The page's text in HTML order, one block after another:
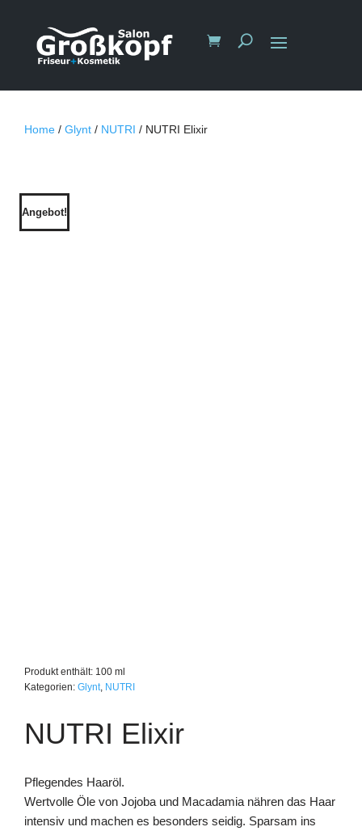
Home / Glynt / NUTRI / NUTRI Elixir
Angebot!
Produkt enthält: 100 ml
Kategorien: Glynt, NUTRI
NUTRI Elixir
Pflegendes Haaröl.
Wertvolle Öle von Jojoba und Macadamia nähren das Haar
intensiv und machen es besonders seidig. Sparsam ins